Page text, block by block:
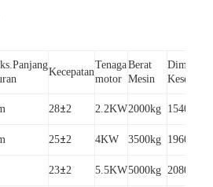
Kecepatan
Tenaga
motor
Berat
Mesin
Dimensi
28±2 2.2KW2000kg 1540
25±2 4KW 3500kg 1960
23±2 5.5KW5000kg 2080